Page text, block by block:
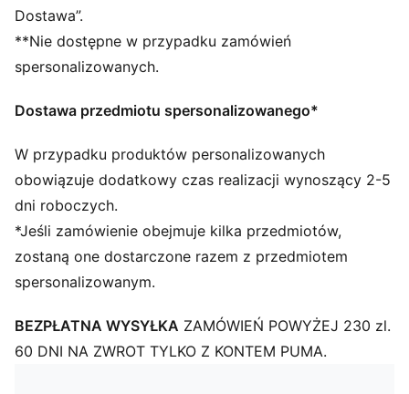
Dostawa”.
**Nie dostępne w przypadku zamówień
spersonalizowanych.
Dostawa przedmiotu spersonalizowanego*
W przypadku produktów personalizowanych
obowiązuje dodatkowy czas realizacji wynoszący 2-5
dni roboczych.
*Jeśli zamówienie obejmuje kilka przedmiotów,
zostaną one dostarczone razem z przedmiotem
spersonalizowanym.
BEZPŁATNA WYSYŁKA ZAMÓWIEŃ POWYŻEJ 230 zl.
60 DNI NA ZWROT TYLKO Z KONTEM PUMA.